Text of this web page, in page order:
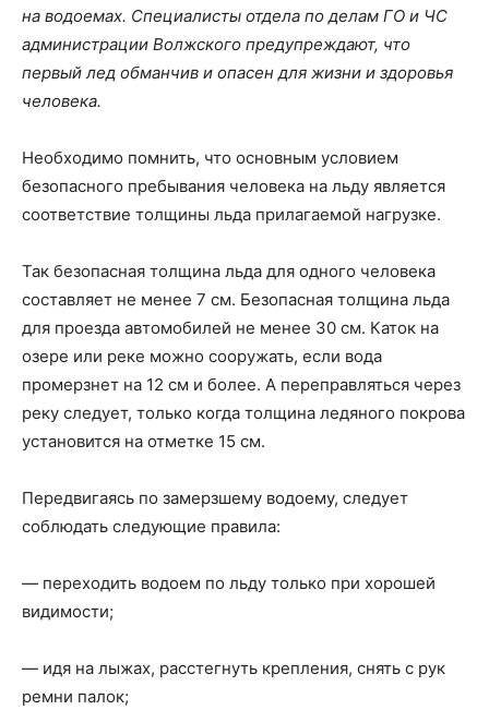
на водоемах. Специалисты отдела по делам ГО и ЧС
администрации Волжского предупреждают, что
первый лед обманчив и опасен для жизни и здоровья
человека.
Необходимо помнить, что основным условием
безопасного пребывания человека на льду является
соответствие толщины льда прилагаемой нагрузке.
Так безопасная толщина льда для одного человека
составляет не менее 7 см. Безопасная толщина льда
для проезда автомобилей не менее 30 см. Каток на
озере или реке можно сооружать, если вода
промерзнет на 12 см и более. А переправляться через
реку следует, только когда толщина ледяного покрова
установится на отметке 15 см.
Передвигаясь по замерзшему водоему, следует
соблюдать следующие правила:
— переходить водоем по льду только при хорошей
видимости;
— идя на лыжах, расстегнуть крепления, снять с рук
ремни палок;